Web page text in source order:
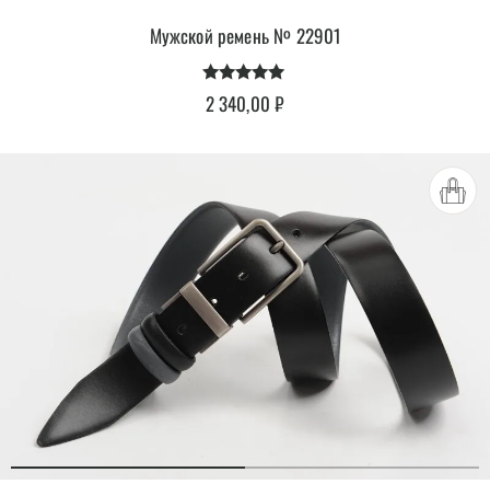
Мужской ремень № 22901
Оценка
4.94
2 340,00₽